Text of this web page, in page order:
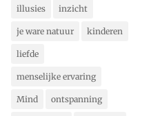
illusies inzicht
je ware natuur kinderen
liefde
menselijke ervaring
Mind ontspanning